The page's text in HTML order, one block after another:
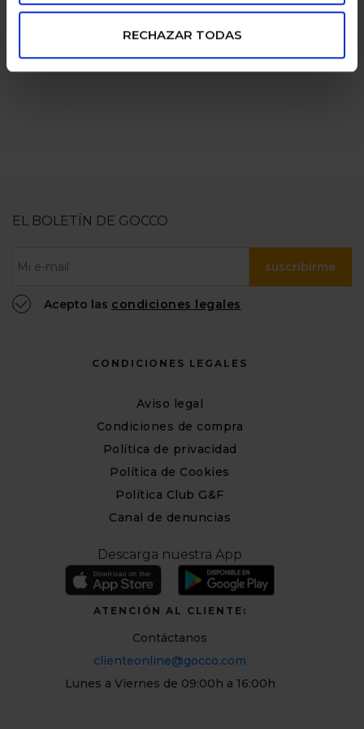
RECHAZAR TODAS
numerosas
EL BOLETÍN DE GOCCO
suscribirme
Acepto las condiciones legales
CONDICIONES LEGALES
Aviso legal
Condiciones de compra
Política de privacidad
Política de Cookies
Política Club G&F
Canal de denuncias
Descarga nuestra App
ATENCIÓN AL CLIENTE:
Contáctanos
clienteonline@gocco.com
Lunes a Viernes de 09:00h a 16:00h